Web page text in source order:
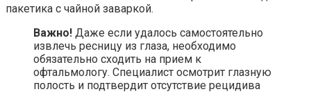
пакетика с чайной заваркой.
Важно! Даже если удалось самостоятельно
извлечь ресницу из глаза, необходимо
обязательно сходить на прием к
офтальмологу. Специалист осмотрит глазную
полость и подтвердит отсутствие рецидива